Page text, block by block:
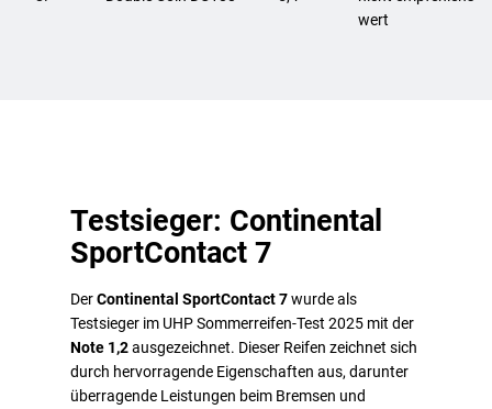
wert
Testsieger: Continental
SportContact 7
DerContinental SportContact 7wurde als
Testsieger im UHP Sommerreifen-Test 2025 mit der
Note 1,2ausgezeichnet. Dieser Reifen zeichnet sich
durch hervorragende Eigenschaften aus, darunter
überragende Leistungen beim Bremsen und